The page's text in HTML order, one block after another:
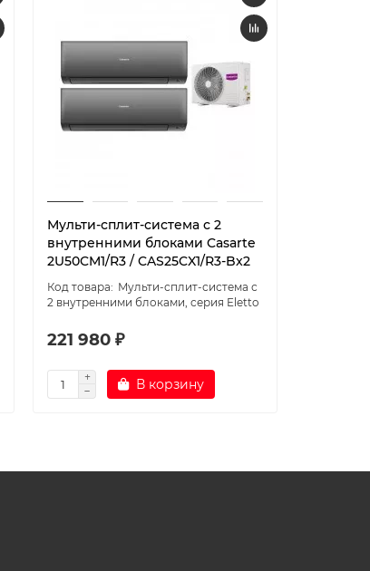
Мульти-сплит-система с 2
внутренними блоками Casarte
2U50CM1/R3 / CAS25CX1/R3-Bx2
Мульти-сплит-система с
2 внутренними блоками, серия Eletto
221 980 ₽
В корзину